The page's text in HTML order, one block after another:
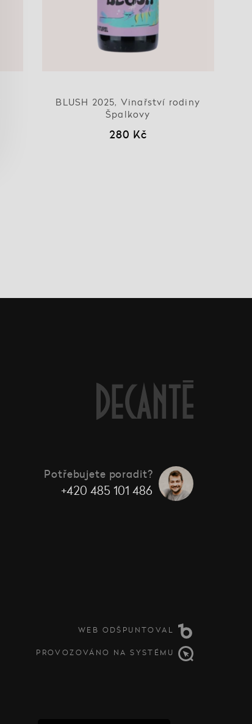
BLUSH 2025, Vinařství rodiny
Špalkovy
280 Kč
Potřebujete poradit?
+420 485 101 486
WEB ODŠPUNTOVAL
PROVOZOVÁNO NA SYSTÉMU